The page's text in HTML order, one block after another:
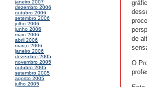
janeiro 2007
dezembro 2006
outubro 2006
setembro 2006
julho 2006
junho 2006
maio 2006
abril 2006
março 2006
janeiro 2006
dezembro 2005
novembro 2005
outubro 2005
setembro 2005
agosto 2005
julho 2005
de
O